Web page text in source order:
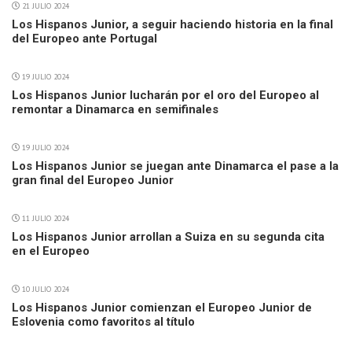
21 JULIO 2024
Los Hispanos Junior, a seguir haciendo historia en la final
del Europeo ante Portugal
19 JULIO 2024
Los Hispanos Junior lucharán por el oro del Europeo al
remontar a Dinamarca en semifinales
19 JULIO 2024
Los Hispanos Junior se juegan ante Dinamarca el pase a la
gran final del Europeo Junior
11 JULIO 2024
Los Hispanos Junior arrollan a Suiza en su segunda cita
en el Europeo
10 JULIO 2024
Los Hispanos Junior comienzan el Europeo Junior de
Eslovenia como favoritos al título